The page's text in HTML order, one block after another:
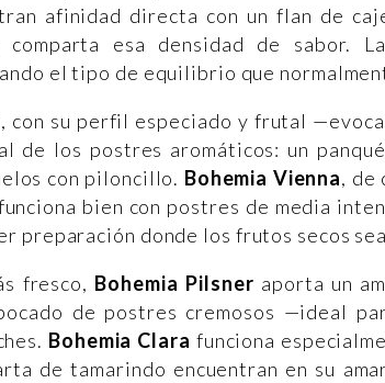
afinidad directa con un flan de
comparta esa densidad de sabor.
el tipo de equilibrio que
, con su perfil especiado y frutal
de los postres aromáticos: un
con piloncillo. Bohemia Vienna, de
bien con postres de media
preparación donde los frutos secos
fresco, Bohemia Pilsner aporta un
de postres cremosos —ideal
Bohemia Clara funciona
de tamarindo encuentran en su